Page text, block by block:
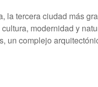
la tercera ciudad más
modernidad y
un complejo